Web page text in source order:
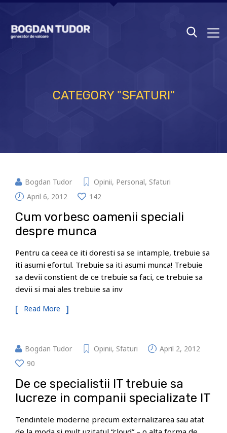
CATEGORY "SFATURI"
Bogdan Tudor Opinii, Personal, Sfaturi
April 6, 2012
142
Cum vorbesc oamenii speciali
despre munca
Pentru ca ceea ce iti doresti sa se intample, trebuie sa
iti asumi efortul. Trebuie sa iti asumi munca! Trebuie
sa devii constient de ce trebuie sa faci, ce trebuie sa
devii si mai ales trebuie sa inv
Read More
Bogdan Tudor Opinii, Sfaturi
April 2, 2012
90
De ce specialistii IT trebuie sa
lucreze in companii specializate IT
Tendintele moderne precum externalizarea sau atat